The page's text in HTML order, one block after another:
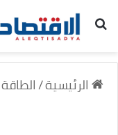
بحث عن
الرئيسية/الطاقة